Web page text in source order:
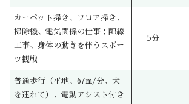
カーペット掃き、フロア掃き、
掃除機、電気関係の仕事：配線
工事、身体の動きを伴うスポー
ツ観戦
5分
普通歩行（平地、67m/分、犬
を連れて）、電動アシスト付き